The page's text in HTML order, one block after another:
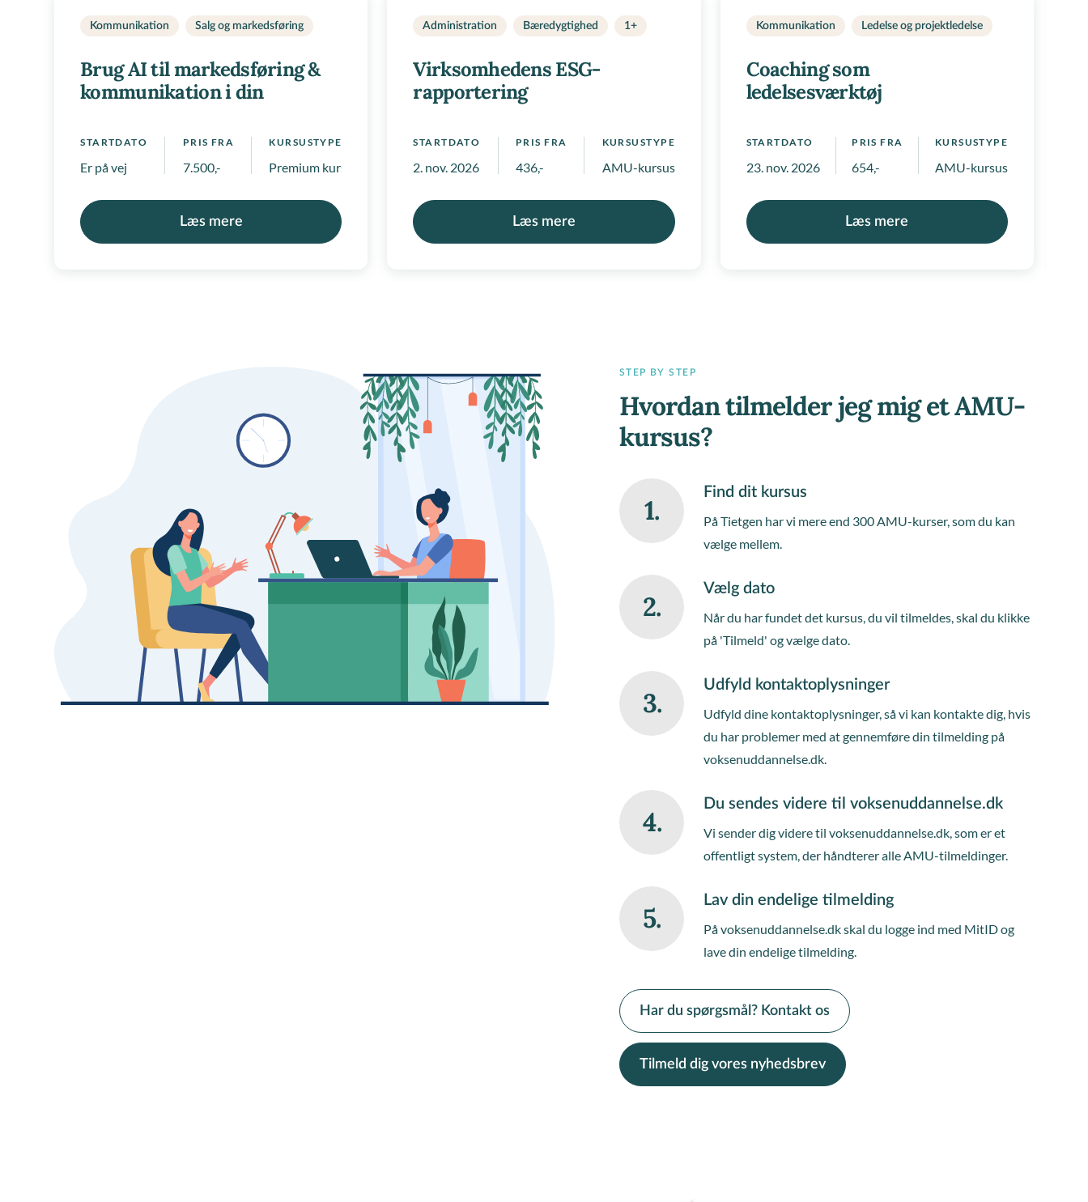
Kommunikation Salg og markedsføring
Brug AI til markedsføring &
kommunikation i din
STARTDATO
Er på vej
PRIS FRA
7.500,-
KURSUSTYPE
Premium kurser
Læs mere
Administration Bæredygtighed 1+
Virksomhedens ESG-
rapportering
STARTDATO
2. nov. 2026
PRIS FRA
436,-
KURSUSTYPE
AMU-kursus, Regionale positivlister
Læs mere
Kommunikation Ledelse og projektledelse
Coaching som
ledelsesværktøj
STARTDATO
23. nov. 2026
PRIS FRA
654,-
KURSUSTYPE
AMU-kursus
Læs mere
STEP BY STEP
Hvordan tilmelder jeg mig et AMU-
kursus?
1.
Find dit kursus
På Tietgen har vi mere end 300 AMU-kurser, som du kan
vælge mellem.
2.
Vælg dato
Når du har fundet det kursus, du vil tilmeldes, skal du klikke
på 'Tilmeld' og vælge dato.
3.
Udfyld kontaktoplysninger
Udfyld dine kontaktoplysninger, så vi kan kontakte dig, hvis
du har problemer med at gennemføre din tilmelding på
voksenuddannelse.dk.
4.
Du sendes videre til voksenuddannelse.dk
Vi sender dig videre til voksenuddannelse.dk, som er et
offentligt system, der håndterer alle AMU-tilmeldinger.
5.
Lav din endelige tilmelding
På voksenuddannelse.dk skal du logge ind med MitID og
lave din endelige tilmelding.
Har du spørgsmål? Kontakt os
Tilmeld dig vores nyhedsbrev